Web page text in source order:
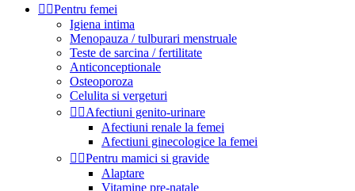
 Pentru femei
Igiena intima
Menopauza / tulburari menstruale
Teste de sarcina / fertilitate
Anticonceptionale
Osteoporoza
Celulita si vergeturi
 Afectiuni genito-urinare
Afectiuni renale la femei
Afectiuni ginecologice la femei
 Pentru mamici si gravide
Alaptare
Vitamine pre-natale